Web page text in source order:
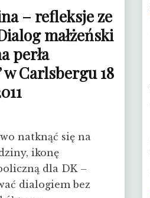
– refleksje ze
małżeński
perła
Carlsbergu 18
natknąć się na
ikonę
dla DK –
dialogiem bez